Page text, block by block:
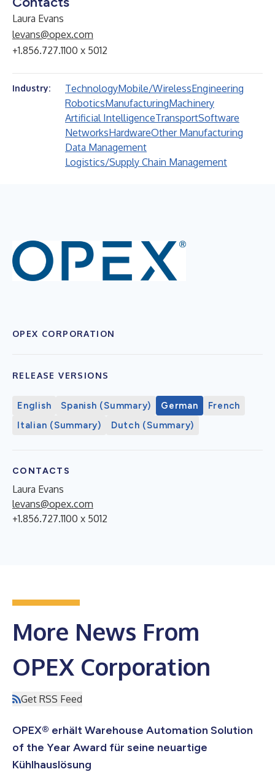
Laura Evans
levans@opex.com
+1.856.727.1100 x 5012
Industry: TechnologyMobile/WirelessEngineering
RoboticsManufacturingMachinery
Artificial IntelligenceTransportSoftware
NetworksHardwareOther Manufacturing
Data Management
Logistics/Supply Chain Management
OPEX CORPORATION
RELEASE VERSIONS
English Spanish (Summary) German
French
Italian (Summary)
Dutch (Summary)
CONTACTS
Laura Evans
levans@opex.com
+1.856.727.1100 x 5012
More News From
OPEX Corporation
Get RSS Feed
OPEX® erhält Warehouse Automation Solution
of the Year Award für seine neuartige
Kühlhauslösung